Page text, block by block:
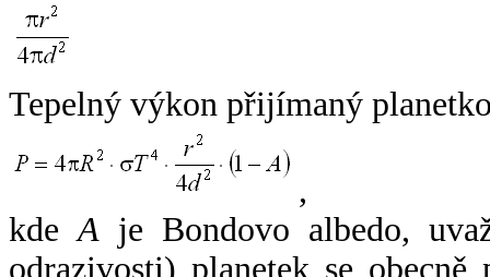
Tepelný výkon přijímaný
,
kdeA je Bondovo albedo,
odrazivosti) planetek se